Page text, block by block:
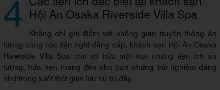
4 Hội An Osaka Riverside Villa Spa
Không chỉ ghi điểm với không gian truyền thống ấn
tượng cùng các tiện nghi đẳng cấp, khách sạn Hội An Osaka
Riverside Villa Spa còn sở hữu một loạt những tiện ích ấn
tượng, hứa hẹn mang đến cho bạn những trải nghiệm đáng
nhớ trong suốt thời gian lưu trú tại đây.